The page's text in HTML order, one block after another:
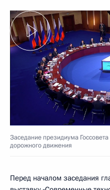
Заседание президиума
дорожного движения
Перед началом заседания